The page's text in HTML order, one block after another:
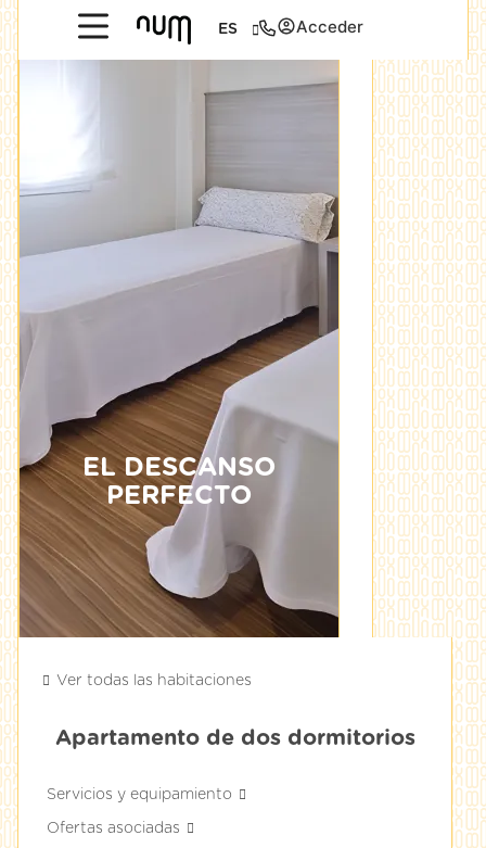
ES Acceder
EL DESCANSO
PERFECTO
Ver todas las habitaciones
Apartamento de dos dormitorios
Servicios y equipamiento
Ofertas asociadas